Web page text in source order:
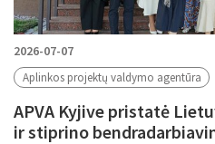
2026-07-07
Aplinkos projektų valdymo agentūra
APVA Kyjive pristatė
ir stiprino